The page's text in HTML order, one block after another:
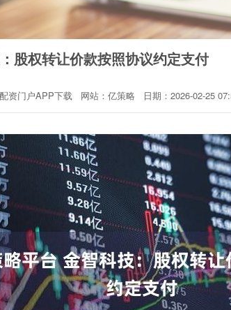
股权转让价款按照协议约定支付
资门户APP下载 网站：亿策略 日期：2026-02-25